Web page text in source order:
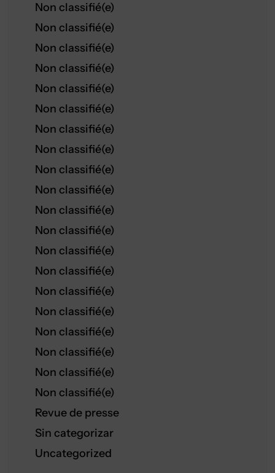
Non classifié(e)
Non classifié(e)
Non classifié(e)
Non classifié(e)
Non classifié(e)
Non classifié(e)
Non classifié(e)
Non classifié(e)
Non classifié(e)
Non classifié(e)
Non classifié(e)
Non classifié(e)
Non classifié(e)
Non classifié(e)
Non classifié(e)
Non classifié(e)
Non classifié(e)
Non classifié(e)
Non classifié(e)
Non classifié(e)
Revue de presse
Sin categorizar
Uncategorized